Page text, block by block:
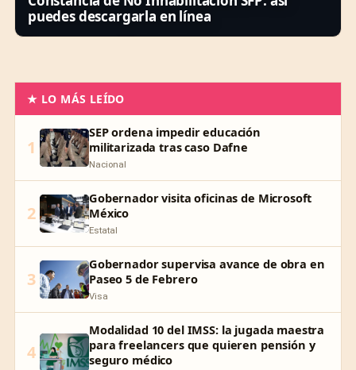
puedes descargarla en línea
★ LO MÁS LEÍDO
1
SEP ordena impedir educación
militarizada tras caso Dafne
Nacional
2
Gobernador visita oficinas de Microsoft
México
Estatal
3
Gobernador supervisa avance de obra en
Paseo 5 de Febrero
Visa
4
Modalidad 10 del IMSS: la jugada maestra
para freelancers que quieren pensión y
seguro médico